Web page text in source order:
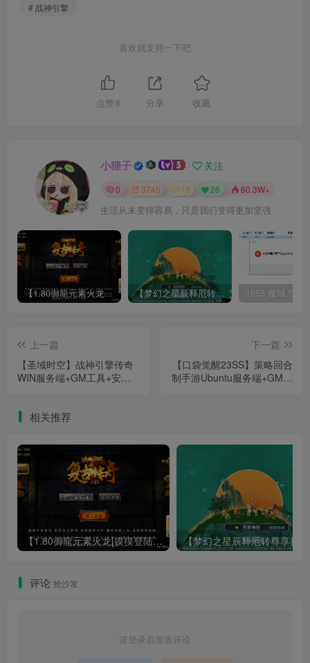
# 战神引擎
喜欢就支持一下吧
点赞 6 分享 收藏
小狸子 关注
0 3745 13 26 60.3W+
生活从未变得容易，只是我们变得更加坚强
【1.80御龍元素火龙[摸摸登陆器]】战神引擎WIN服务端+GM工具+充值后台+双端+架设教程 【梦幻之星辰释厄转尊享挂机版】MT3换皮梦幻西游Linux服务端+GM后台+双端+源码+架设教程
上一篇
【圣域时空】战神引擎传奇
WIN服务端+GM工具+安卓
下一篇
【口袋觉醒23SS】策略回合
制手游Ubuntu服务端+GM授
相关推荐
【1.80御龍元素火龙[摸摸登陆器]】战神引擎WIN服务端+GM工具+充值后台+双端+架设教程
评论 抢沙发
请登录后发表评论